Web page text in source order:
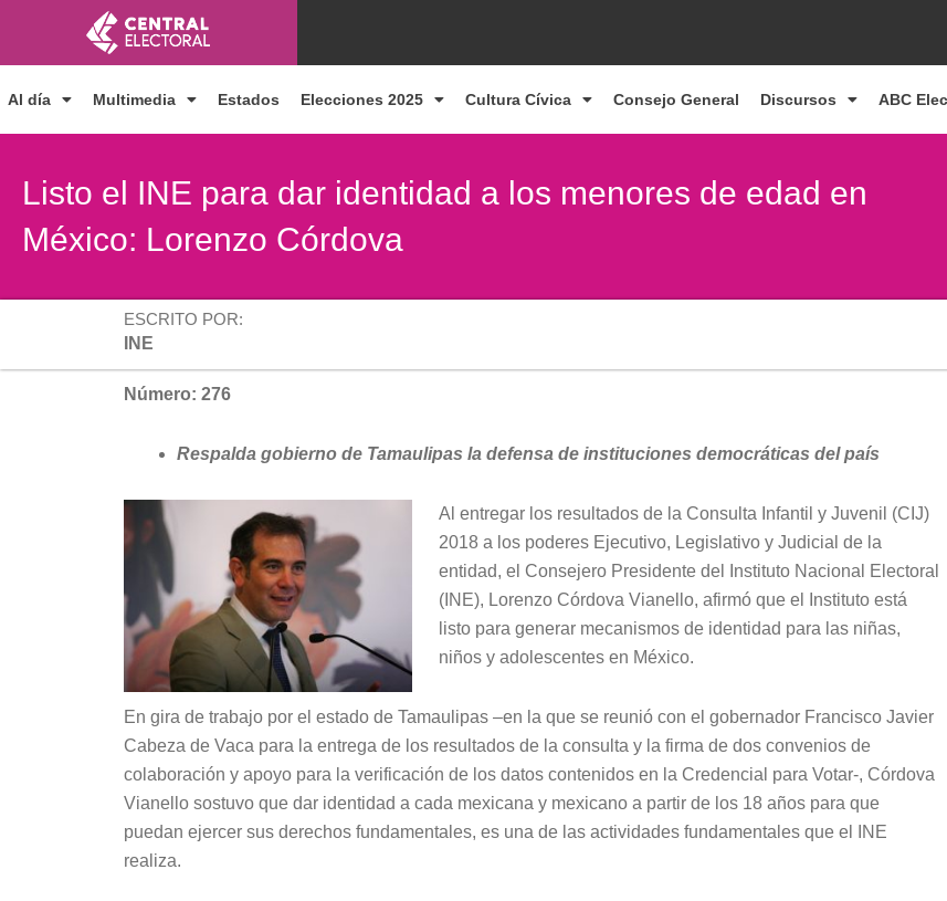
contenido
Al día Multimedia Estados Elecciones 2025 Cultura Cívica Consejo General Discursos ABC
Listo el INE para dar identidad a los menores de edad en
México: Lorenzo Córdova
ESCRITO POR:
INE
Número: 276
Respalda gobierno de Tamaulipas la defensa de instituciones democráticas del país
Al entregar los resultados de la Consulta Infantil y Juvenil (CIJ)
2018 a los poderes Ejecutivo, Legislativo y Judicial de la
entidad, el Consejero Presidente del Instituto Nacional Electoral
(INE), Lorenzo Córdova Vianello, afirmó que el Instituto está
listo para generar mecanismos de identidad para las niñas,
niños y adolescentes en México.
En gira de trabajo por el estado de Tamaulipas –en la que se reunió con el gobernador Francisco Javier
Cabeza de Vaca para la entrega de los resultados de la consulta y la firma de dos convenios de
colaboración y apoyo para la verificación de los datos contenidos en la Credencial para Votar-, Córdova
Vianello sostuvo que dar identidad a cada mexicana y mexicano a partir de los 18 años para que
puedan ejercer sus derechos fundamentales, es una de las actividades fundamentales que el INE
realiza.